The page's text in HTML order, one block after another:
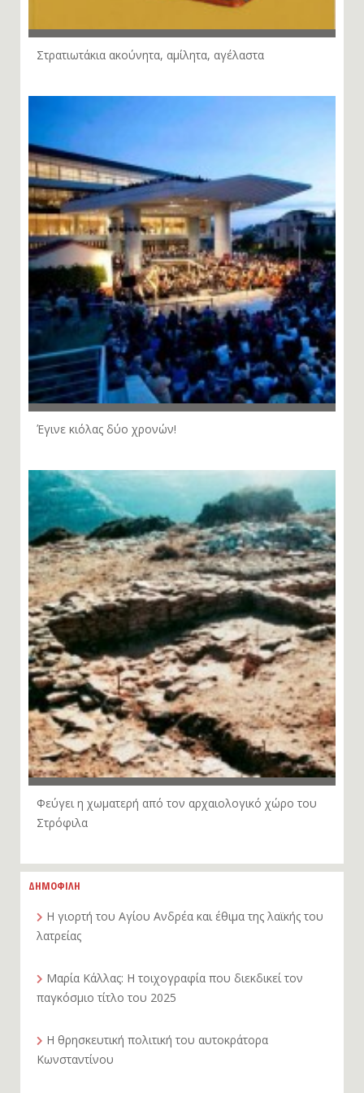
Στρατιωτάκια ακούνητα, αμίλητα, αγέλαστα
Έγινε κιόλας δύο χρονών!
Φεύγει η χωματερή από τον αρχαιολογικό χώρο του
Στρόφιλα
ΔΗΜΟΦΙΛΗ
Η γιορτή του Αγίου Ανδρέα και έθιμα της λαϊκής του
λατρείας
Μαρία Κάλλας: Η τοιχογραφία που διεκδικεί τον
παγκόσμιο τίτλο του 2025
Η θρησκευτική πολιτική του αυτοκράτορα
Κωνσταντίνου